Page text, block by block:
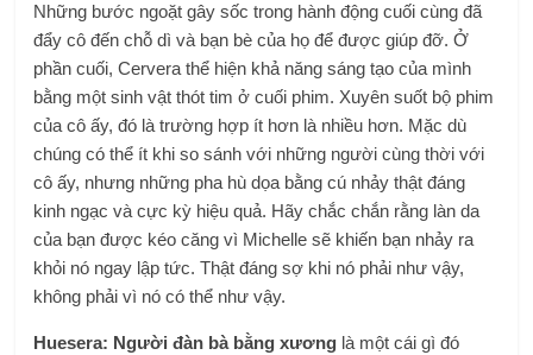
Những bước ngoặt gây sốc trong hành động cuối cùng đã
đẩy cô đến chỗ dì và bạn bè của họ để được giúp đỡ. Ở
phần cuối, Cervera thể hiện khả năng sáng tạo của mình
bằng một sinh vật thót tim ở cuối phim. Xuyên suốt bộ phim
của cô ấy, đó là trường hợp ít hơn là nhiều hơn. Mặc dù
chúng có thể ít khi so sánh với những người cùng thời với
cô ấy, nhưng những pha hù dọa bằng cú nhảy thật đáng
kinh ngạc và cực kỳ hiệu quả. Hãy chắc chắn rằng làn da
của bạn được kéo căng vì Michelle sẽ khiến bạn nhảy ra
khỏi nó ngay lập tức. Thật đáng sợ khi nó phải như vậy,
không phải vì nó có thể như vậy.
Huesera: Người đàn bà bằng xương là một cái gì đó